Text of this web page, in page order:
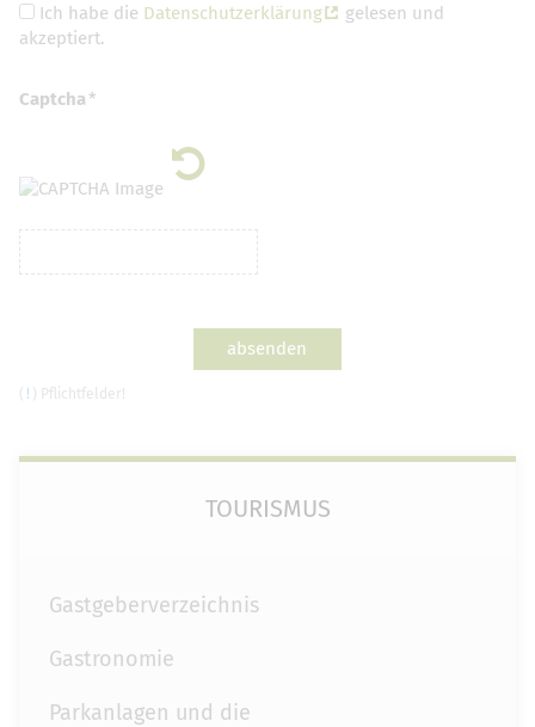
Ich habe die Datenschutzerklärung
gelesen und
akzeptiert.
Captcha
absenden
( ! ) Pflichtfelder!
TOURISMUS
Gastgeberverzeichnis
Gastronomie
Parkanlagen und die